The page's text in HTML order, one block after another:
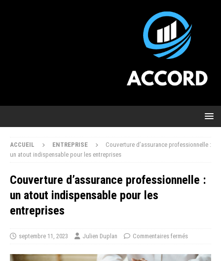
ACCUEIL ENTREPRISE
Couverture d’assurance professionnelle :
un atout indispensable pour les entreprises
Couverture d’assurance professionnelle :
un atout indispensable pour les
entreprises
septembre 11, 2023 Julien Duplan Commentaires fermés